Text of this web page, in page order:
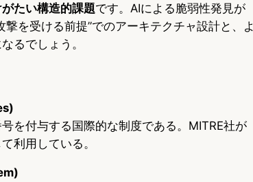
たい構造的課題です。AIによる脆弱性発見が
を受ける前提”でのアーキテクチャ設計と、よ
るでしょう。
を付与する国際的な制度である。MITRE社が
利用している。